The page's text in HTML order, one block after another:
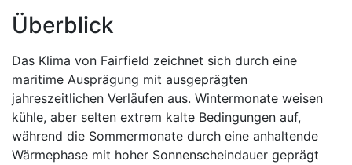
Überblick
Das Klima von Fairfield zeichnet sich durch eine
maritime Ausprägung mit ausgeprägten
jahreszeitlichen Verläufen aus. Wintermonate weisen
kühle, aber selten extrem kalte Bedingungen auf,
während die Sommermonate durch eine anhaltende
Wärmephase mit hoher Sonnenscheindauer geprägt